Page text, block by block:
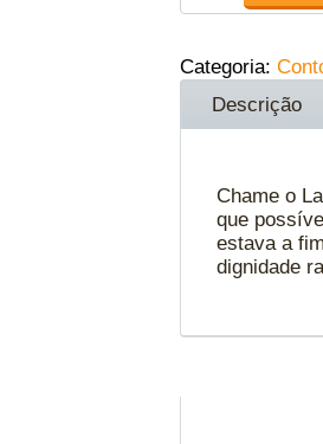
Categoria:
Descrição
Chame o
que
estava a
dignidade